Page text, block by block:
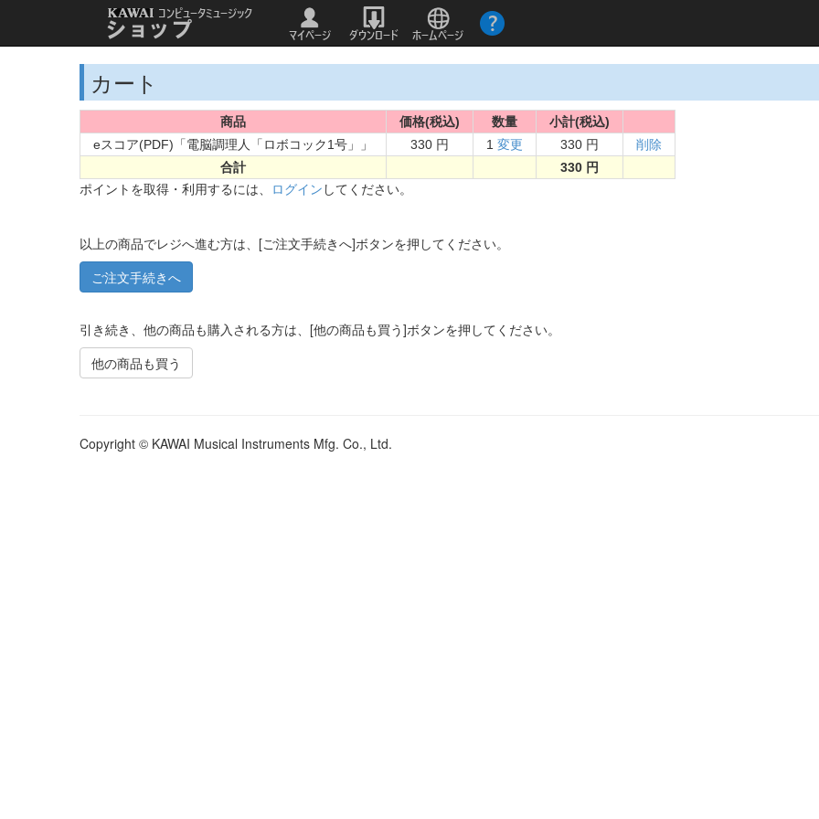
カート
商品 価格(税込) 数量
小計(税込)
eスコア(PDF)「電脳調理人「ロボコック1号」」
330 円 1 変更 330 円
削除
合計
330 円
ポイントを取得・利用するには、 ログイン してください。
以上の商品でレジへ進む方は、[ご注文手続きへ]ボタンを押してください。
引き続き、他の商品も購入される方は、[他の商品も買う]ボタンを押してください。
他の商品も買う
Copyright © KAWAI Musical Instruments Mfg. Co., Ltd.